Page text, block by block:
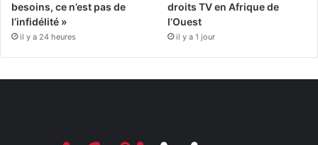
besoins, ce n’est pas de
l’infidélité »
il y a 24 heures
droits TV en Afrique de
l’Ouest
il y a 1 jour